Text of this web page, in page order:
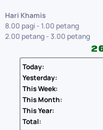
Hari Khamis
8.00 pagi - 1.00 petang
2.00 petang - 3.00 petang
Today:
Yesterday:
This Week:
This Month:
This Year:
Total: